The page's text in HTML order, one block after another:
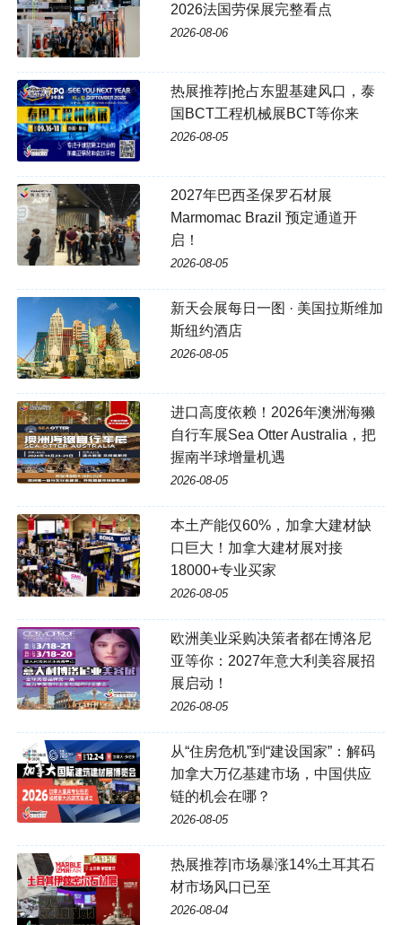
2026法国劳保展完整看点
2026-08-06
热展推荐|抢占东盟基建风口，泰
国BCT工程机械展BCT等你来
2026-08-05
2027年巴西圣保罗石材展
Marmomac Brazil 预定通道开
启！
2026-08-05
新天会展每日一图 · 美国拉斯维加
斯纽约酒店
2026-08-05
进口高度依赖！2026年澳洲海獭
自行车展Sea Otter Australia，把
握南半球增量机遇
2026-08-05
本土产能仅60%，加拿大建材缺
口巨大！加拿大建材展对接
18000+专业买家
2026-08-05
欧洲美业采购决策者都在博洛尼
亚等你：2027年意大利美容展招
展启动！
2026-08-05
从“住房危机”到“建设国家”：解码
加拿大万亿基建市场，中国供应
链的机会在哪？
2026-08-05
热展推荐|市场暴涨14%土耳其石
材市场风口已至
2026-08-04